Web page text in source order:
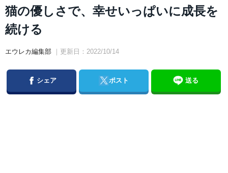
猫の優しさで、幸せいっぱいに成長を
続ける
エウレカ編集部 ｜更新日：2022/10/14
Facebook
シェア Twitterポスト 送る